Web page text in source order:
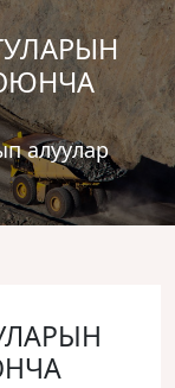
алуулар